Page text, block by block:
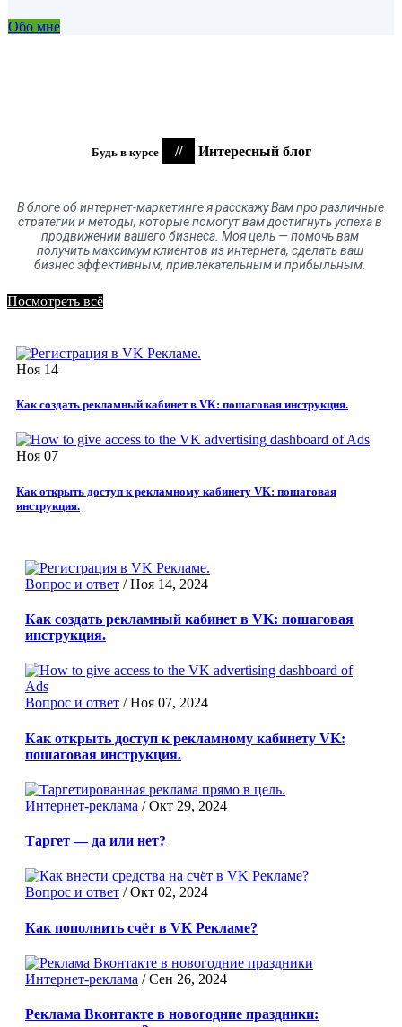
Обо мне
Будь в курсе // Интересный блог
В блогеобинтернет-маркетинге я расскажу Вам про различные
стратегии и методы, которые помогут вам достигнуть успеха в
продвижении вашего бизнеса. Моя цель — помочь вам
получить максимум клиентовизинтернета, сделать ваш
бизнес эффективным, привлекательным и прибыльным.
Посмотреть всё
Ноя 14
Как создать рекламный кабинет в VK: пошаговая инструкция.
Ноя 07
Как открыть доступ к рекламному кабинету VK: пошаговая
инструкция.
Вопрос и ответ /Ноя 14, 2024
Как создать рекламный кабинет в VK: пошаговая
инструкция.
Вопрос и ответ /Ноя 07, 2024
Как открыть доступ к рекламному кабинету VK:
пошаговая инструкция.
Интернет-реклама /Окт 29, 2024
Таргет — да или нет?
Вопрос и ответ /Окт 02, 2024
Как пополнить счёт в VK Рекламе?
Интернет-реклама /Сен 26, 2024
Реклама Вконтакте в новогодние праздники: